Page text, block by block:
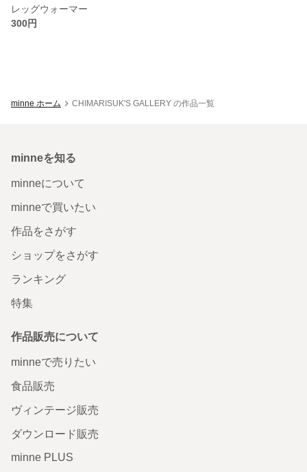
レッグウォーマー
300円
minne ホーム CHIMARISUK'S GALLERY の作品一覧
minneを知る
minneについて
minneで買いたい
作品をさがす
ショップをさがす
ランキング
特集
作品販売について
minneで売りたい
食品販売
ヴィンテージ販売
ダウンロード販売
minne PLUS